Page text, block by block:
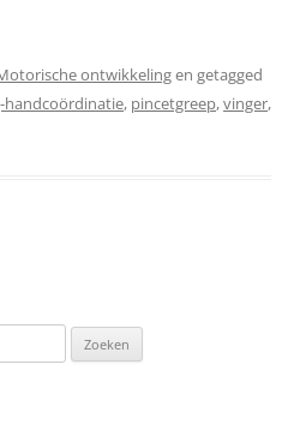
ontwikkelingen getagged
handcoördinatie, pincetgreep,vinger,